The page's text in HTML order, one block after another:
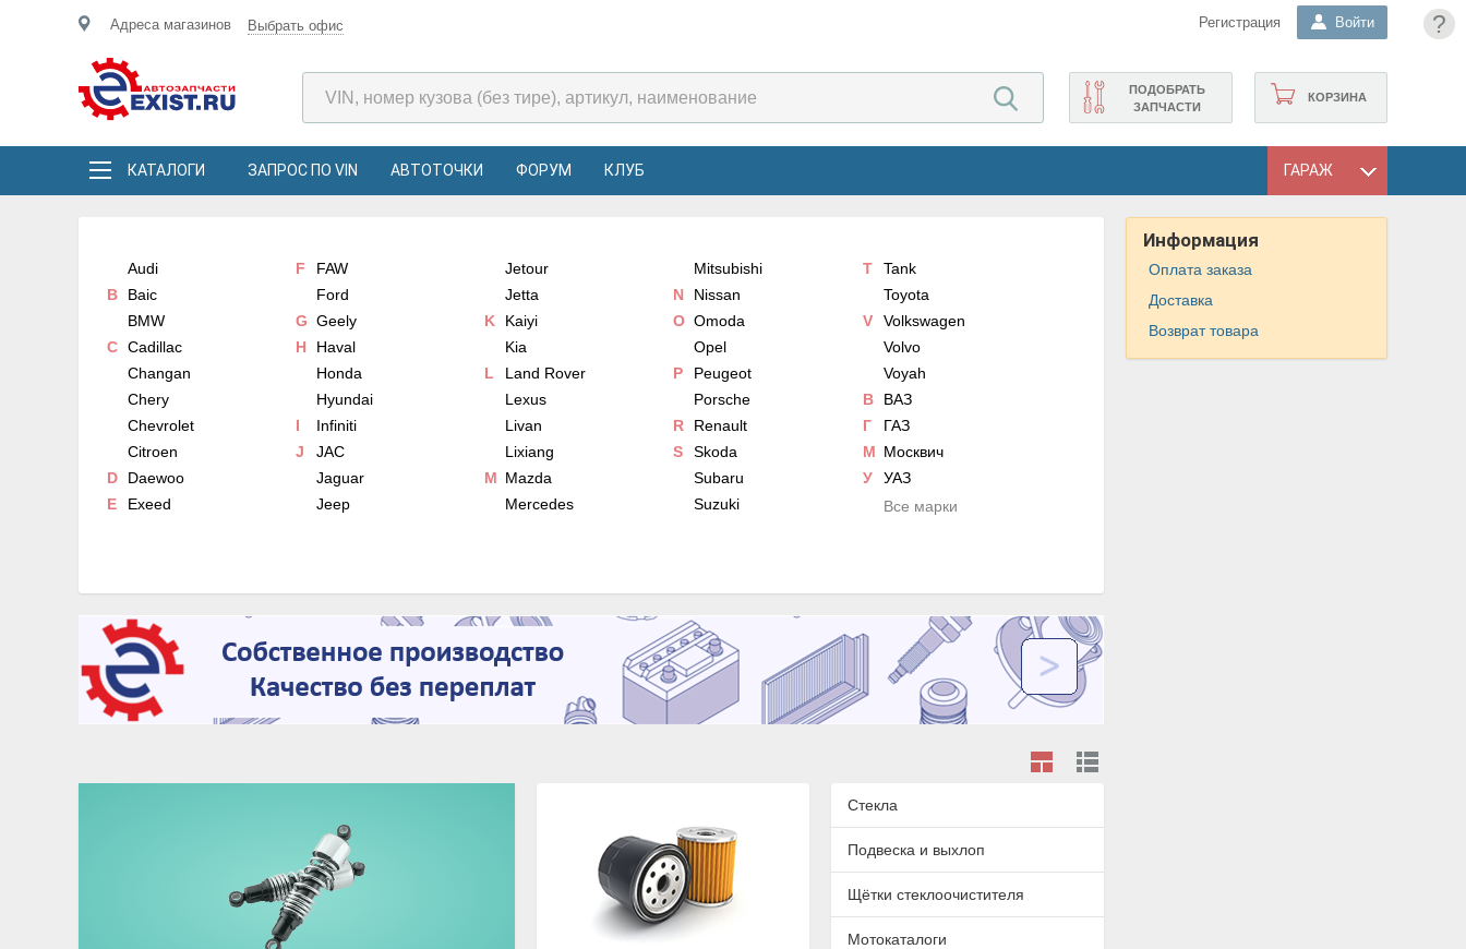
?
Адреса магазинов Выбрать офис Регистрация Войти
КОРЗИНА
ПОДОБРАТЬ
ЗАПЧАСТИ
КАТАЛОГИ ЗАПРОС ПО VIN АВТОТОЧКИ ФОРУМ КЛУБ ГАРАЖ
Audi
B
Baic
BMW
C Cadillac
Changan
Chery
Chevrolet
Citroen
D
Daewoo
E
Exeed
F
FAW
Ford
G Geely
H
Haval
Honda
Hyundai
I
Infiniti
J
JAC
Jaguar
Jeep
Jetour
Jetta
K
Kaiyi
Kia
L
Land Rover
Lexus
Livan
Lixiang
M Mazda
Mercedes
Mitsubishi
N
Nissan
O Omoda
Opel
P
Peugeot
Porsche
R
Renault
S
Skoda
Subaru
Suzuki
T
Tank
Toyota
V
Volkswagen
Volvo
Voyah
В
ВАЗ
Г
ГАЗ
М Москвич
У
УАЗ
Все марки
Стекла
Подвеска и выхлоп
Щётки стеклоочистителя
Мотокаталоги
Информация
Оплата заказа
Доставка
Возврат товара